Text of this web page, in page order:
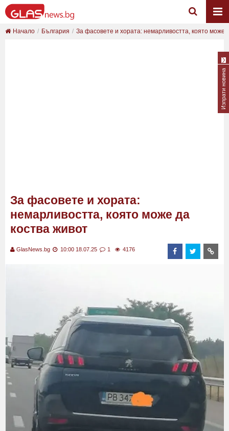
Начало България За фасовете и хората: немарливостта, която може...
За фасовете и хората:
немарливостта, която може да
коства живот
GlasNews.bg 10:00 18.07.25 1 4176
Изпрати новина